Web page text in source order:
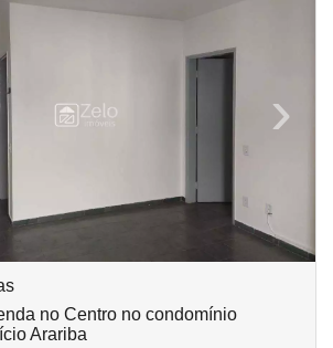
›Next
no Centro no condomínio
Arariba